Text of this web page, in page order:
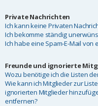
Private Nachrichten
Ich kann keine Privaten
Ich bekomme ständig
Ich habe eine Spam-E-Mail
Freunde und ignorierte
Wozu benötige ich die Listen
Wie kann ich Mitglieder zur
ignorierten Mitglieder
entfernen?